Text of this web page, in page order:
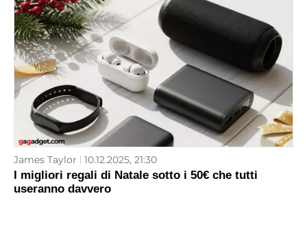
James Taylor 10.12.2025, 21:30
I migliori regali di Natale sotto i 50€ che tutti
useranno davvero